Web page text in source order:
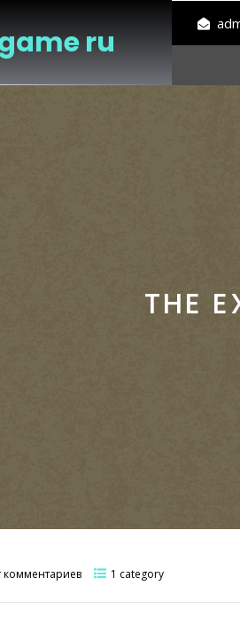
ru
THE
комментариев 1 category